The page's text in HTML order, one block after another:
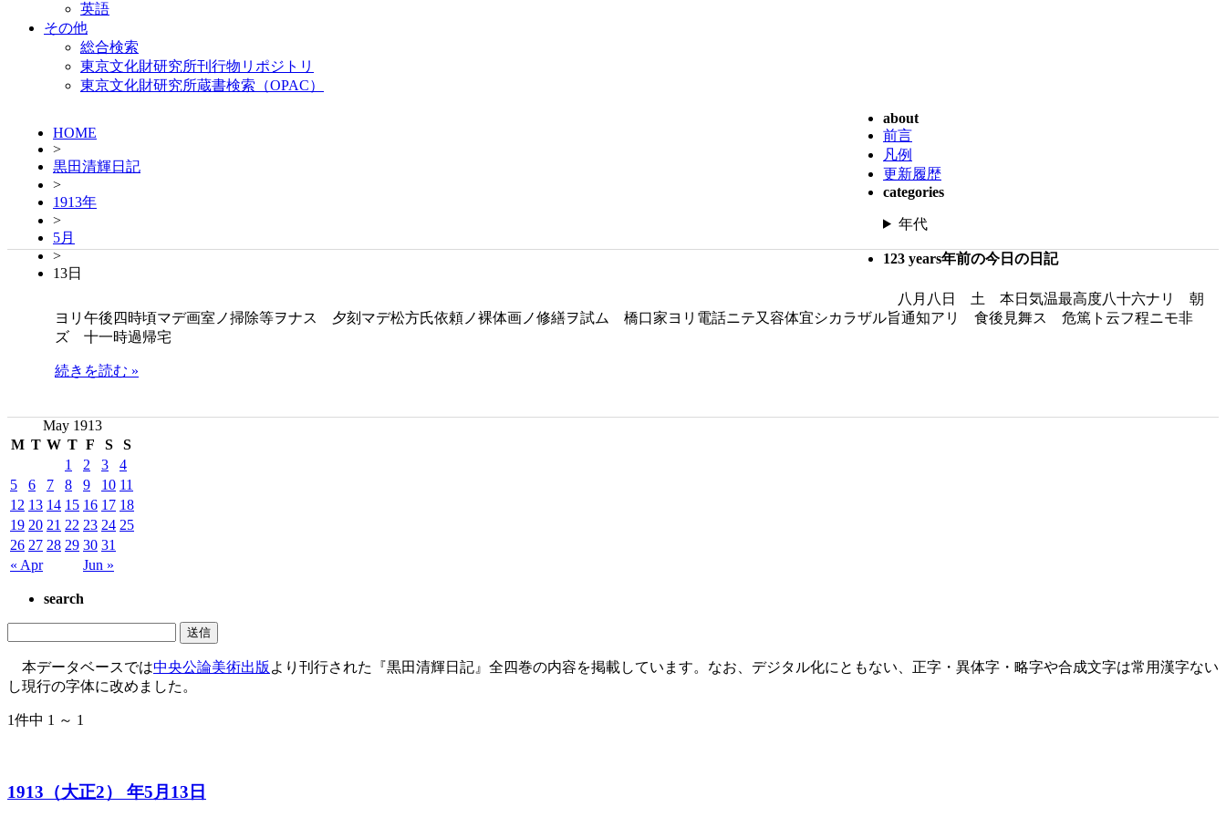
英語
その他
総合検索
東京文化財研究所刊行物リポジトリ
東京文化財研究所蔵書検索（OPAC）
HOME
>
黒田清輝日記
>
1913年
>
5月
>
13日
about
前言
凡例
更新履歴
categories
年代
123 years年前の今日の日記
八月八日 土 本日気温最高度八十六ナリ 朝
ヨリ午後四時頃マデ画室ノ掃除等ヲナス 夕刻マデ松方氏依頼ノ裸体画ノ修繕ヲ試ム 橋口家ヨリ電話ニテ又容体宜シカラザル旨通知アリ 食後見舞ス 危篤ト云フ程ニモ非
ズ 十一時過帰宅
続きを読む »
May 1913
M T W T F S S
« Apr Jun »
1 2 3
4
5
6 7 8 9 10 11
12 13 14 15 16 17 18
19 20 21 22 23 24 25
26 27 28 29 30 31
search
本データベースでは中央公論美術出版 より刊行された『黒田清輝日記』全四巻の内容を掲載しています。なお、デジタル化にともない、正字・異体字・略字や合成文字は常用漢字ない
し現行の字体に改めました。
1件中 1 ～ 1
1913（大正2） 年5月13日